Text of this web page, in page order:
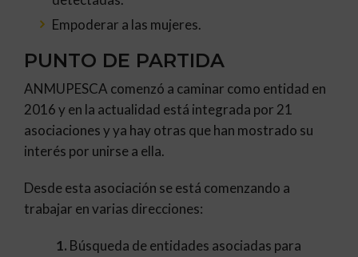
Empoderar a las mujeres.
PUNTO DE PARTIDA
ANMUPESCA comenzó a caminar como entidad en
2016 y en la actualidad está integrada por 21
asociaciones y ya hay otras que han mostrado su
interés por unirse a ella.
Desde esta asociación se está comenzando a
trabajar en varias direcciones:
Búsqueda de entidades asociadas para